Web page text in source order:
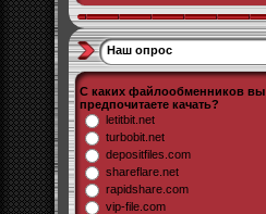
Наш опрос
С каких файлообменников вы
предпочитаете качать?
letitbit.net
turbobit.net
depositfiles.com
shareflare.net
rapidshare.com
vip-file.com